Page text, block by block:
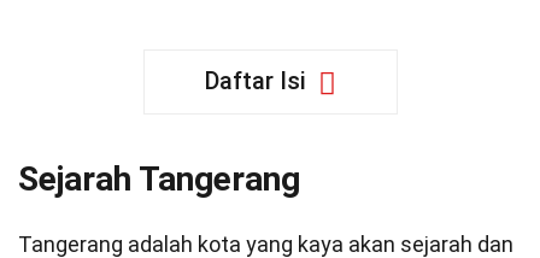
Daftar Isi
Sejarah Tangerang
Tangerang adalah kota yang kaya akan sejarah dan